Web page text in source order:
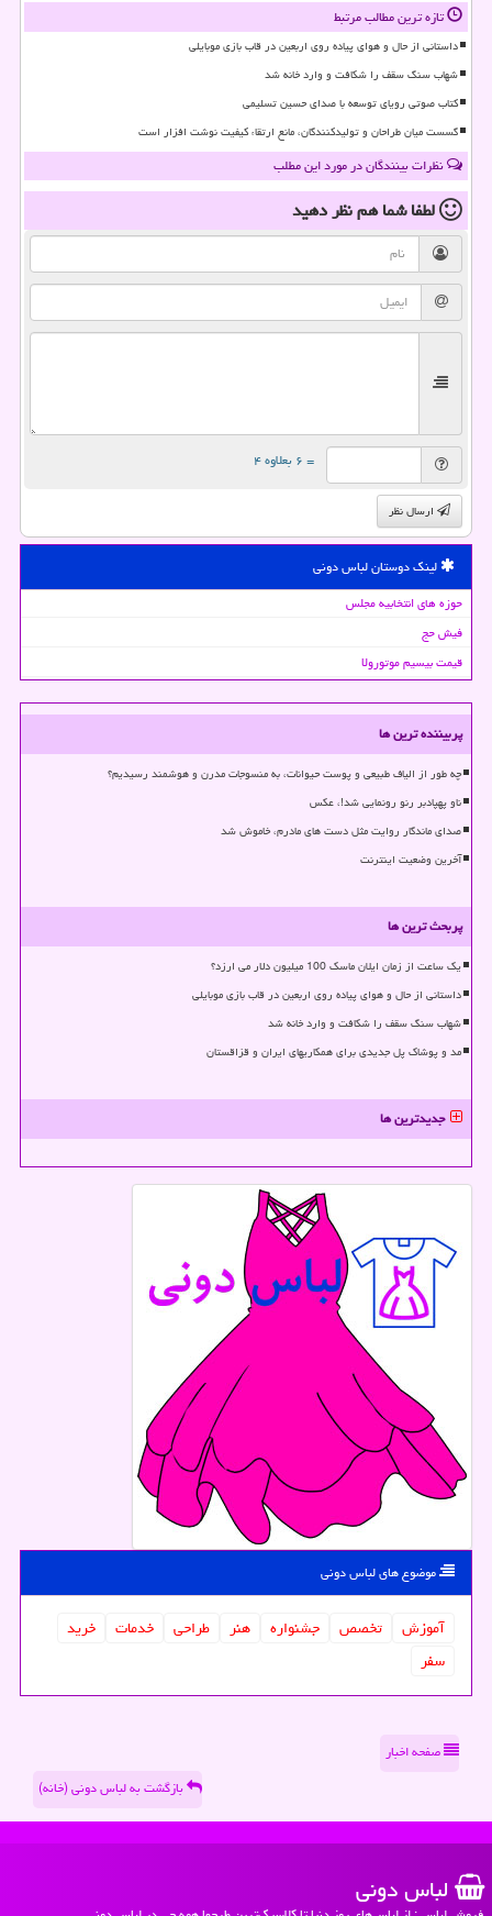
تازه ترین مطالب مرتبط
داستانی از حال و هوای پیاده روی اربعین در قاب بازی موبایلی
شهاب سنگ سقف را شکافت و وارد خانه شد
کتاب صوتی رویای توسعه با صدای حسین تسلیمی
گسست میان طراحان و تولیدکنندگان، مانع ارتقاء کیفیت نوشت افزار است
نظرات بینندگان در مورد این مطلب
لطفا شما همنظر دهید
= ۶ بعلاوه ۴
ارسال نظر
لینک دوستان لباس دونی
حوزه های انتخابیه مجلس
فیش حج
قیمت بیسیم موتورولا
پربیننده ترین ها
چه طور از الیاف طبیعی و پوست حیوانات، به منسوجات مدرن و هوشمند رسیدیم؟
ناو پهپادبر رنو رونمایی شد!، عکس
صدای ماندگار روایت مثل دست های مادرم، خاموش شد
آخرین وضعیت اینترنت
پربحث ترین ها
یک ساعت از زمان ایلان ماسک 100 میلیون دلار می ارزد؟
داستانی از حال و هوای پیاده روی اربعین در قاب بازی موبایلی
شهاب سنگ سقف را شکافت و وارد خانه شد
مد و پوشاک پل جدیدی برای همکاریهای ایران و قزاقستان
جدیدترین ها
موضوع های لباس دونی
آموزش تخصص جشنواره هنر طراحی خدمات
خرید
سفر
صفحه اخبار
بازگشت به لباس دونی (خانه)
لباس دونی